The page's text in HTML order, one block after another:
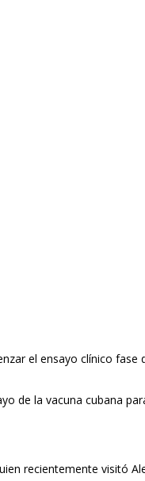
el ensayo clínico
de la vacuna cubana
recientemente visitó